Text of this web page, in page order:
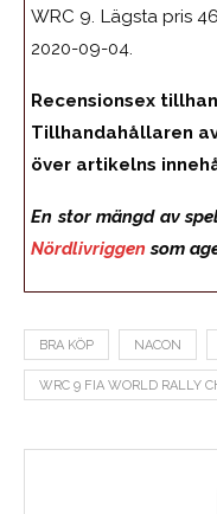
WRC 9. Lägsta pris
2020-09-04.
Recensionsex
Tillhandahållaren
över artikelns
En stor mängd av
Nördlivriggen som
BRA KÖP NACON
WRC 9 FIA WORLD RALLY